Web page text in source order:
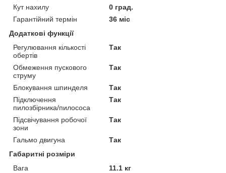
Кут нахилу
0 град.
Гарантійний термін
36 міс
Додаткові функції
Регулювання кількості
обертів
Так
Обмеження пускового
струму
Так
Блокування шпинделя
Так
Підключення
пилозбірника/пилососа
Так
Підсвічування робочої
зони
Так
Гальмо двигуна
Так
Габаритні розміри
Вага
11.1 кг